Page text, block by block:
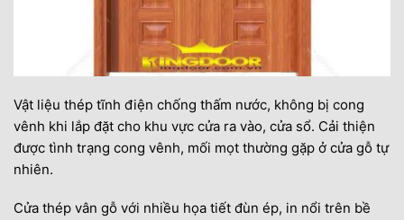
Vật liệu thép tĩnh điện chống thấm nước, không bị cong
vênh khi lắp đặt cho khu vực cửa ra vào, cửa sổ. Cải thiện
được tình trạng cong vênh, mối mọt thường gặp ở cửa gỗ tự
nhiên.
Cửa thép vân gỗ với nhiều họa tiết đùn ép, in nổi trên bề